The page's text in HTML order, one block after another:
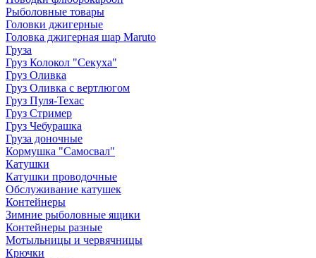
Рыболовные товары
Головки джигерные
Головка джигерная шар Maruto
Груза
Груз Колокол "Секуха"
Груз Оливка
Груз Оливка с вертлюгом
Груз Пуля-Техас
Груз Стример
Груз Чебурашка
Груза доночные
Кормушка "Самосвал"
Катушки
Катушки проводочные
Обслуживание катушек
Контейнеры
Зимние рыболовные ящики
Контейнеры разные
Мотыльницы и червячницы
Крючки